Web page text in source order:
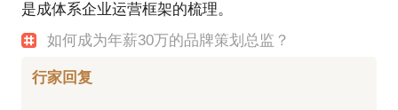
是成体系企业运营框架的梳理。
如何成为年薪30万的品牌策划总监？
行家回复